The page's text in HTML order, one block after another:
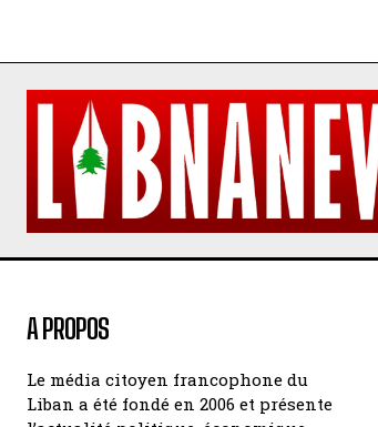
A PROPOS
Le média citoyen francophone du
Liban a été fondé en 2006 et présente